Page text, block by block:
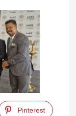
Pinterest